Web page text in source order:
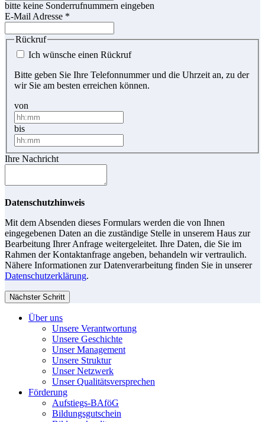
bitte keine Sonderrufnummern eingeben
E-Mail Adresse *
Rückruf
Ich wünsche einen Rückruf
Bitte geben Sie Ihre Telefonnummer und die Uhrzeit an, zu der
wir Sie am besten erreichen können.
von
bis
Ihre Nachricht
Datenschutzhinweis
Mit dem Absenden dieses Formulars werden die von Ihnen
eingegebenen Daten an die zuständige Stelle in unserem Haus zur
Bearbeitung Ihrer Anfrage weitergeleitet. Ihre Daten, die Sie im
Rahmen der Kontaktanfrage angeben, behandeln wir vertraulich.
Nähere Informationen zur Datenverarbeitung finden Sie in unserer
Datenschutzerklärung.
Nächster Schritt
Über uns
Unsere Verantwortung
Unsere Geschichte
Unser Management
Unsere Struktur
Unser Netzwerk
Unser Qualitätsversprechen
Förderung
Aufstiegs-BAföG
Bildungsgutschein